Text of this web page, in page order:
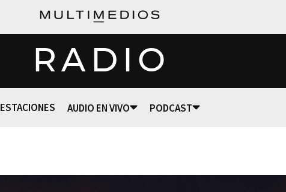
RADIO
ESTACIONES AUDIO EN VIVO PODCAST